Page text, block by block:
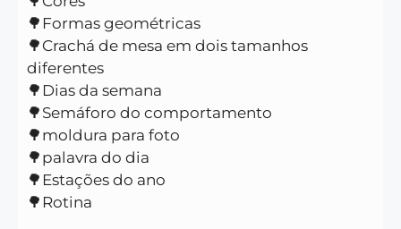
🌳Formas geométricas
🌳Crachá de mesa em dois tamanhos
diferentes
🌳Dias da semana
🌳Semáforo do comportamento
🌳moldura para foto
🌳palavra do dia
🌳Estações do ano
🌳Rotina